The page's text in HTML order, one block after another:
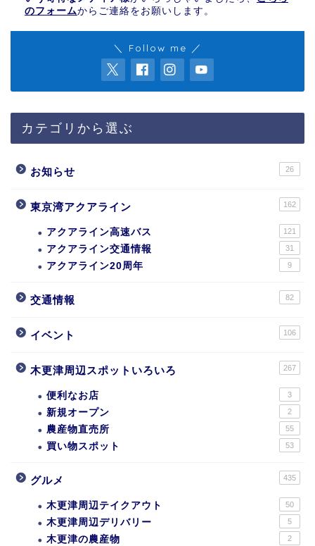
のフォームからご連絡をお願いします。
＼ Follow me ／
カテゴリから選ぶ
お知らせ 26
東京湾アクアライン 162
アクアライン高速バス 121
アクアライン交通情報 31
アクアライン20周年 9
交通情報 82
イベント 106
木更津周辺スポットいろいろ 267
便利なお店 3
新規オープン 2
農産物直売所 55
買い物スポット 53
グルメ 435
木更津周辺テイクアウト 50
木更津周辺デリバリー 5
木更津の農産物 2